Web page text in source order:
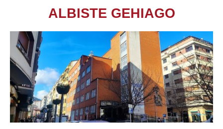
ALBISTE GEHIAGO